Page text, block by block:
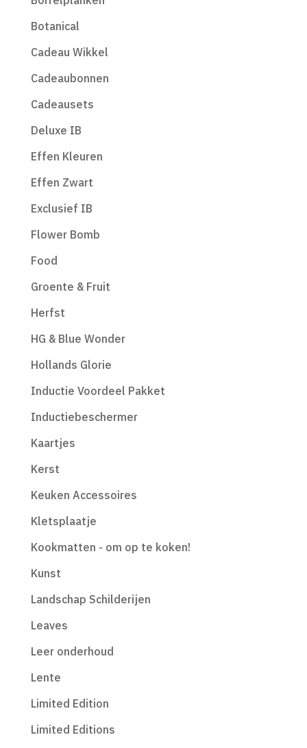
Botanical
Cadeau Wikkel
Cadeaubonnen
Cadeausets
Deluxe IB
Effen Kleuren
Effen Zwart
Exclusief IB
Flower Bomb
Food
Groente & Fruit
Herfst
HG & Blue Wonder
Hollands Glorie
Inductie Voordeel Pakket
Inductiebeschermer
Kaartjes
Kerst
Keuken Accessoires
Kletsplaatje
Kookmatten - om op te koken!
Kunst
Landschap Schilderijen
Leaves
Leer onderhoud
Lente
Limited Edition
Limited Editions